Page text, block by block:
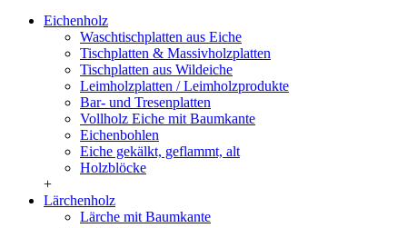
Eichenholz
Waschtischplatten aus Eiche
Tischplatten & Massivholzplatten
Tischplatten aus Wildeiche
Leimholzplatten / Leimholzprodukte
Bar- und Tresenplatten
Vollholz Eiche mit Baumkante
Eichenbohlen
Eiche gekälkt, geflammt, alt
Holzblöcke
+
Lärchenholz
Lärche mit Baumkante